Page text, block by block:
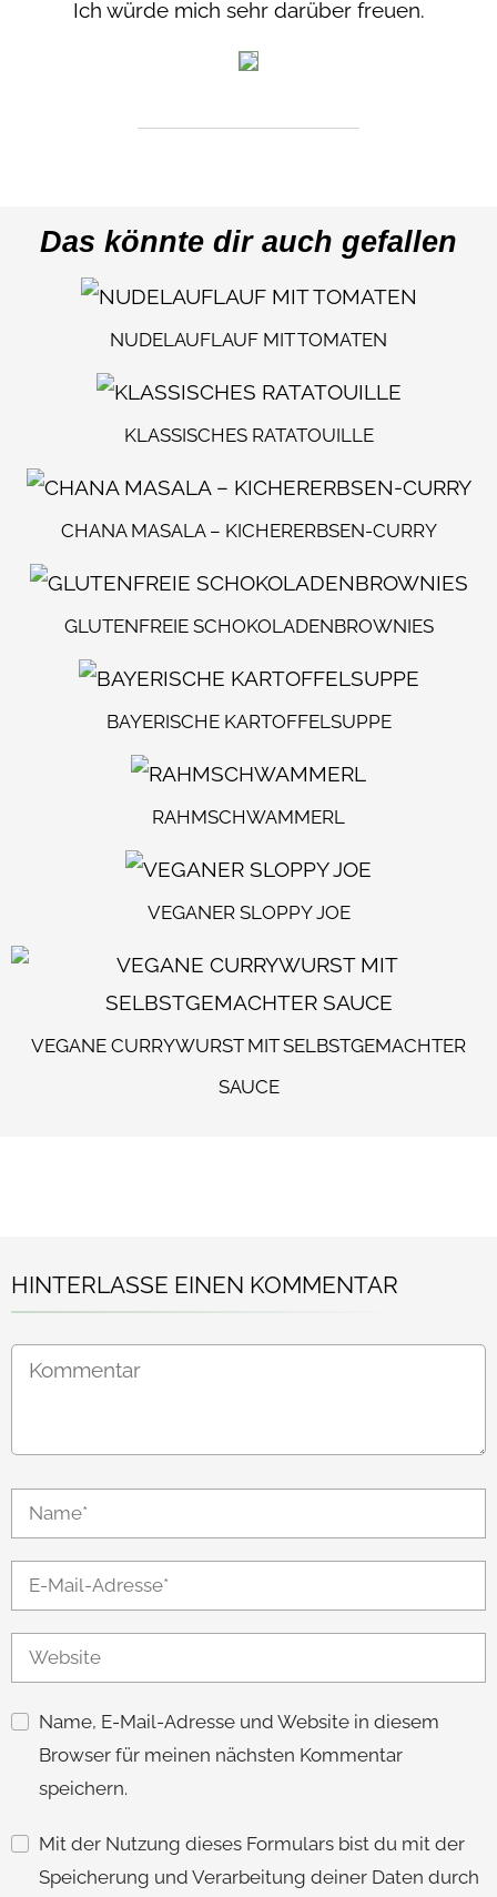
Ich würde mich sehr darüber freuen.
Das könnte dir auch gefallen
NUDELAUFLAUF MIT TOMATEN
KLASSISCHES RATATOUILLE
CHANA MASALA – KICHERERBSEN-CURRY
GLUTENFREIE SCHOKOLADENBROWNIES
BAYERISCHE KARTOFFELSUPPE
RAHMSCHWAMMERL
VEGANER SLOPPY JOE
VEGANE CURRYWURST MIT SELBSTGEMACHTER
SAUCE
HINTERLASSE EINEN KOMMENTAR
Name, E-Mail-Adresse und Website in diesem
Browser für meinen nächsten Kommentar
speichern.
Mit der Nutzung dieses Formulars bist du mit der
Speicherung und Verarbeitung deiner Daten durch